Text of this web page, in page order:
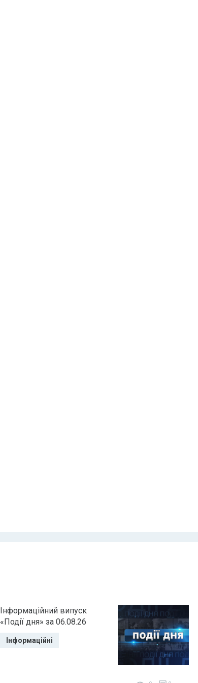
Інформаційний випуск
«Події дня» за 06.08.26
Інформаційні